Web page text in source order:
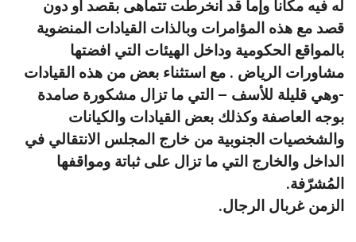
له فيه مكاناً وإما قد أنخرطت تتماهى بقصد او دون
قصد مع هذه المؤامرات وبالذات القيادات المنضوية
بالمواقع الحكومية وداخل الهيئات التي افضتها
مشاورات الرياض . مع استثناء بعض من هذه القيادات
-وهي قليلة للأسف – التي ما تزال مشكورة صامدة
بوجه العاصفة وكذلك بعض القيادات والكيانات
والشخصيات الجنوبية من خارج المجلس الانتقالي في
الداخل والخارج التي ما تزال على ثباتة ومواقفها
المُشرّفة.
الزمن غربال الرجال.